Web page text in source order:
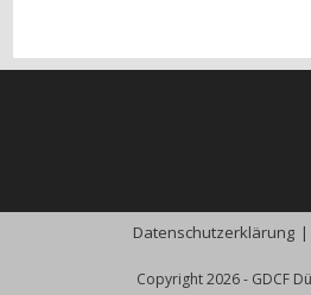
Datenschutzerklärung
Copyright 2026 - GDCF